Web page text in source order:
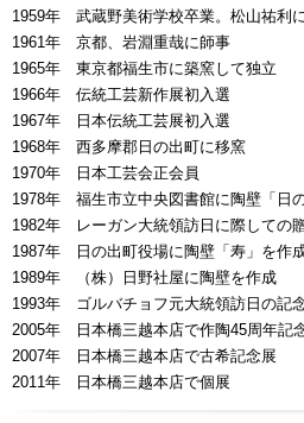
1959年 武蔵野美術学校卒業。松山祐利
1961年 京都、岩淵重哉に師事
1965年 東京都福生市に築窯して独立
1966年 伝統工芸新作展初入選
1967年 日本伝統工芸展初入選
1968年 西多摩郡日の出町に移窯
1970年 日本工芸会正会員
1978年 福生市立中央図書館に陶壁「日
1982年 レーガン大統領訪日に際しての
1987年 日の出町役場に陶壁「寿」を作
1989年 （株）日野社屋に陶壁を作成
1993年 ゴルバチョフ元大統領訪日の記
2005年 日本橋三越本店で作陶45周年記
2007年 日本橋三越本店で古希記念展
2011年 日本橋三越本店で個展